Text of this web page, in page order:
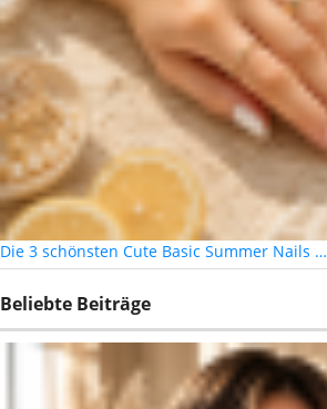
Die 3 schönsten Cute Basic Summer Nails …
Beliebte Beiträge